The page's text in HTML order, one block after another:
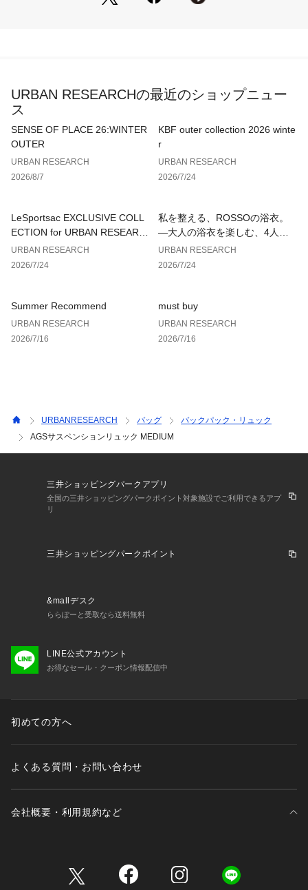
ディネートに。休日のカジュアルな装いには、実用性とファッ
総重量 : 約700g
※商品画像は、光の当たり具合やパソコンなどの閲覧環境によ
承ください。
※商品の色味の目安は、商品単体の画像をご参照ください。
お気に入り登録された商品は、マイページにて現在の価格情報
お買い物リストの管理にぜひご利用ください。
URBAN RESEARCHの最近のショップニュー
ス
SENSE OF PLACE 26:WINTER
OUTER
URBAN RESEARCH
2026/8/7
KBF outer collection 2026 winte
r
URBAN RESEARCH
2026/7/24
LeSportsac EXCLUSIVE COLL
ECTION for URBAN RESEARC
H
URBAN RESEARCH
2026/7/24
私を整える、ROSSOの浴衣。
—大人の浴衣を楽しむ、4人のT
IPS—
URBAN RESEARCH
2026/7/24
Summer Recommend
URBAN RESEARCH
2026/7/16
must buy
URBAN RESEARCH
2026/7/16
URBANRESEARCH バッグ
バックパック・リュック
AGSサスペンションリュック MEDIUM
三井ショッピングパークアプリ
全国の三井ショッピングパークポイント対象施設でご利用できるアプ
リ
三井ショッピングパークポイント
&mallデスク
ららぽーと受取なら送料無料
LINE公式アカウント
お得なセール・クーポン情報配信中
初めての方へ
よくある質問・お問い合わせ
会社概要・利用規約など